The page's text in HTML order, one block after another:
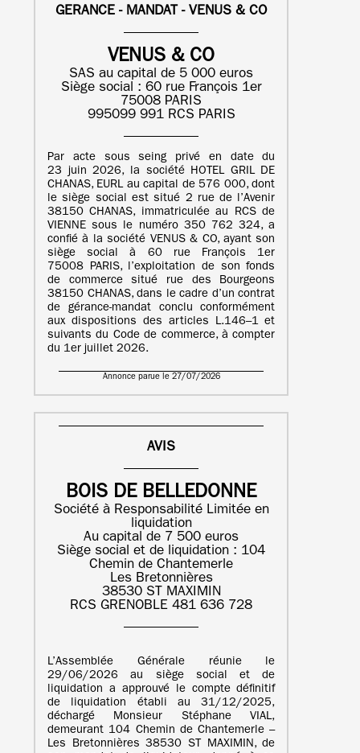
GERANCE - MANDAT - VENUS & CO
VENUS & CO
SAS au capital de 5 000 euros
Siège social : 60 rue François 1er
75008 PARIS
995099 991 RCS PARIS
Par acte sous seing privé en date du
23 juin 2026, la société HOTEL GRIL DE
CHANAS, EURL au capital de 576 000, dont
le siège social est situé 2 rue de l’Avenir
38150 CHANAS, immatriculée au RCS de
VIENNE sous le numéro 350 762 324, a
confié à la société VENUS & CO, ayant son
siège social à 60 rue François 1er
75008 PARIS, l’exploitation de son fonds
de commerce situé rue des Bourgeons
38150 CHANAS, dans le cadre d’un contrat
de gérance-mandat conclu conformément
aux dispositions des articles L.146–1 et
suivants du Code de commerce, à compter
du 1er juillet 2026.
Annonce parue le 27/07/2026
AVIS
BOIS DE BELLEDONNE
Société à Responsabilité Limitée en
liquidation
Au capital de 7 500 euros
Siège social et de liquidation : 104
Chemin de Chantemerle
Les Bretonnières
38530 ST MAXIMIN
RCS GRENOBLE 481 636 728
L’Assemblée Générale réunie le
29/06/2026 au siège social et de
liquidation a approuvé le compte définitif
de liquidation établi au 31/12/2025,
déchargé Monsieur Stéphane VIAL,
demeurant 104 Chemin de Chantemerle –
Les Bretonnières 38530 ST MAXIMIN, de